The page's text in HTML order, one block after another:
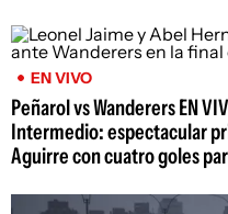
EN VIVO
Peñarol vs Wanderers EN
Intermedio: espectacular
Aguirre con cuatro goles